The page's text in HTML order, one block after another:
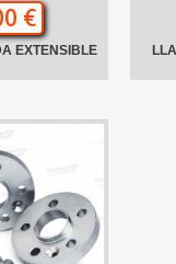
€
EXTENSIBLE